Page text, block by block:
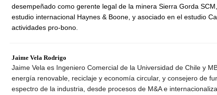
desempeñado como gerente legal de la minera Sierra Gorda
estudio internacional Haynes & Boone, y asociado en el estudio
actividades pro-bono.
Jaime Vela Rodrigo
Jaime Vela es Ingeniero Comercial de la Universidad de Chile y
energía renovable, reciclaje y economía circular, y consejero de
espectro de la industria, desde procesos de M&A e